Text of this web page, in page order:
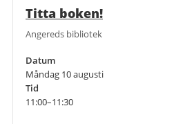
Titta boken!
Angereds bibliotek
Datum
Måndag 10 augusti
Tid
11:00–11:30